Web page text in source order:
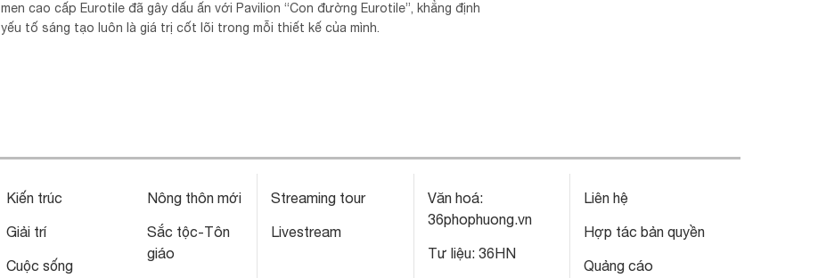
men cao cấp Eurotile đã gây dấu ấn với Pavilion “Con đường Eurotile”, khẳng định
yếu tố sáng tạo luôn là giá trị cốt lõi trong mỗi thiết kế của mình.
Kiến trúc
Giải trí
Cuộc sống
Nông thôn mới
Sắc tộc-Tôn
giáo
Streaming tour
Livestream
Văn hoá:
36phophuong.vn
Tư liệu: 36HN
Liên hệ
Hợp tác bản quyền
Quảng cáo